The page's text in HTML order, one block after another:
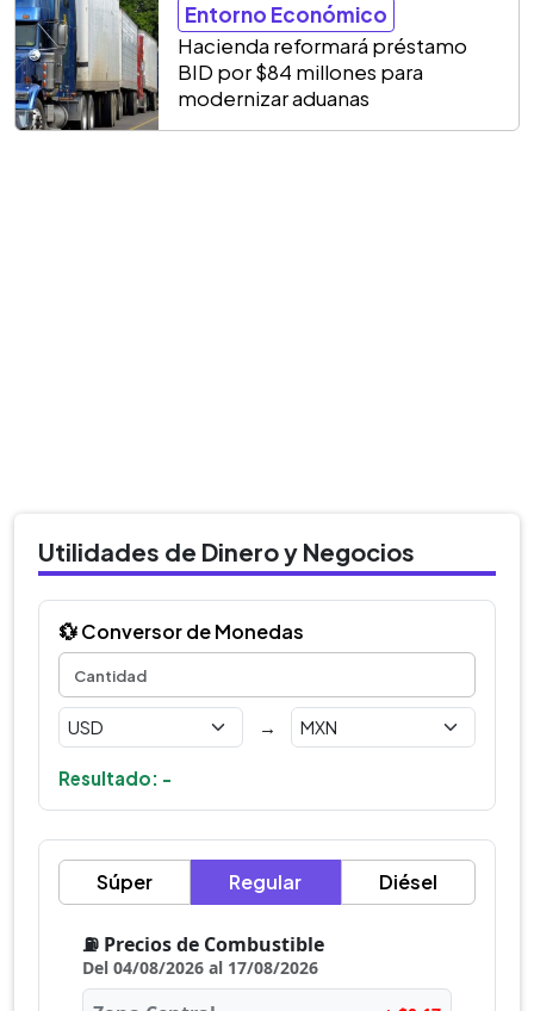
Entorno Económico
Hacienda reformará préstamo
BID por $84 millones para
modernizar aduanas
Utilidades de Dinero y Negocios
💱 Conversor de Monedas
→
Resultado: -
Súper Regular Diésel